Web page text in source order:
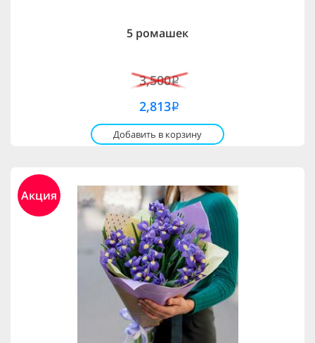
5 ромашек
3,500i
2,813i
Добавить в корзину
Акция